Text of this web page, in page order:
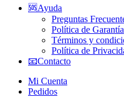
🆘Ayuda
Preguntas
Política de Garantía
Términos y
Política de
📧Contacto
Mi Cuenta
Pedidos